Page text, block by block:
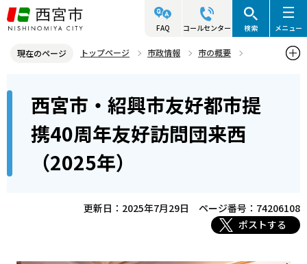
こ
の
ジ
す
FAQ コールセンター 検索 メニュー
現在のページ トップページ 市政情報
市の概要
西宮市・紹興市友好都市提携40周年友好訪問団来西（2025年）
ら
西宮市・紹興市友好都市提
携40周年友好訪問団来西
（2025年）
更新日：2025年7月29日
ページ番号：74206108
ポストする